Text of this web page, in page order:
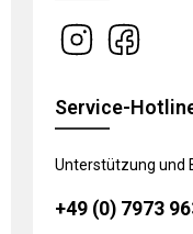
Service-
Unterstützung und
+49 (0) 7973